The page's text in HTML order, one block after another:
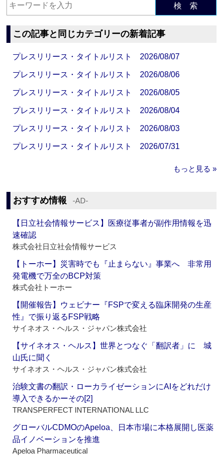
検 索
この記事と同じカテゴリーの新着記事
プレスリリース・タイトルリスト 2026/08/07
プレスリリース・タイトルリスト 2026/08/06
プレスリリース・タイトルリスト 2026/08/05
プレスリリース・タイトルリスト 2026/08/04
プレスリリース・タイトルリスト 2026/08/03
プレスリリース・タイトルリスト 2026/07/31
もっと見る »
おすすめ情報 ‐AD‐
【日立社会情報サービス】医療従事者が副作用情報を迅
速確認
株式会社日立社会情報サービス
【トーホー】災害時でも『止まらない』事業へ 非常用
発電機で万全のBCP対策
株式会社トーホー
【開催報告】ウェビナー『FSPで変える臨床開発の生産
性』で振り返るFSP戦略
サイネオス・ヘルス・ジャパン株式会社
【サイネオス・ヘルス】世界とつなぐ「翻訳者」に 城
山氏に聞く
サイネオス・ヘルス・ジャパン株式会社
治験文書の翻訳・ローカライゼーションにAIをどれだけ
導入できるかーその[2]
TRANSPERFECT INTERNATIONAL LLC
グローバルCDMOのApeloa、日本市場に本格展開し医薬
品イノベーションを推進
Apeloa Pharmaceutical